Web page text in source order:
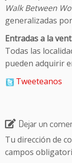
Walk Between
generalizadas
Entradas a la
Todas las
pueden adquirir
Tweeteanos
Dejar un
Tu dirección de
campos